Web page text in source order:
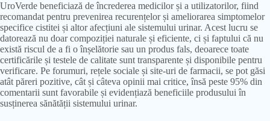
UroVerde beneficiază de încrederea medicilor și a utilizatorilor, fiind
recomandat pentru prevenirea recurențelor și ameliorarea simptomelor
specifice cistitei și altor afecțiuni ale sistemului urinar. Acest lucru se
datorează nu doar compoziției naturale și eficiente, ci și faptului că nu
există riscul de a fi o înșelătorie sau un produs fals, deoarece toate
certificările și testele de calitate sunt transparente și disponibile pentru
verificare. Pe forumuri, rețele sociale și site-uri de farmacii, se pot găsi
atât păreri pozitive, cât și câteva opinii mai critice, însă peste 95% din
comentarii sunt favorabile și evidențiază beneficiile produsului în
susținerea sănătății sistemului urinar.